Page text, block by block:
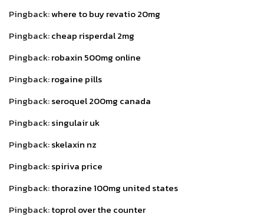
Pingback:where to buy revatio 20mg
Pingback:cheap risperdal 2mg
Pingback:robaxin 500mg online
Pingback:rogaine pills
Pingback:seroquel 200mg canada
Pingback:singulair uk
Pingback:skelaxin nz
Pingback:spiriva price
Pingback:thorazine 100mg united states
Pingback:toprol over the counter